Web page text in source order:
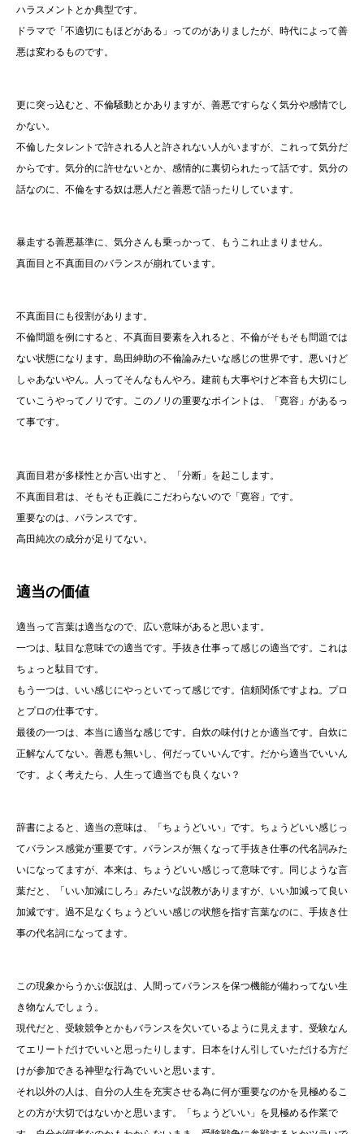
ハラスメントとか典型です。
ドラマで「不適切にもほどがある」ってのがありましたが、時代によって善
悪は変わるものです。
更に突っ込むと、不倫騒動とかありますが、善悪ですらなく気分や感情でし
かない。
不倫したタレントで許される人と許されない人がいますが、これって気分だ
からです。気分的に許せないとか、感情的に裏切られたって話です。気分の
話なのに、不倫をする奴は悪人だと善悪で語ったりしています。
暴走する善悪基準に、気分さんも乗っかって、もうこれ止まりません。
真面目と不真面目のバランスが崩れています。
不真面目にも役割があります。
不倫問題を例にすると、不真面目要素を入れると、不倫がそもそも問題では
ない状態になります。島田紳助の不倫論みたいな感じの世界です。悪いけど
しゃあないやん。人ってそんなもんやろ。建前も大事やけど本音も大切にし
ていこうやってノリです。このノリの重要なポイントは、「寛容」があるっ
て事です。
真面目君が多様性とか言い出すと、「分断」を起こします。
不真面目君は、そもそも正義にこだわらないので「寛容」です。
重要なのは、バランスです。
高田純次の成分が足りてない。
適当の価値
適当って言葉は適当なので、広い意味があると思います。
一つは、駄目な意味での適当です。手抜き仕事って感じの適当です。これは
ちょっと駄目です。
もう一つは、いい感じにやっといてって感じです。信頼関係ですよね。プロ
とプロの仕事です。
最後の一つは、本当に適当な感じです。自炊の味付けとか適当です。自炊に
正解なんてない。善悪も無いし、何だっていいんです。だから適当でいいん
です。よく考えたら、人生って適当でも良くない？
辞書によると、適当の意味は、「ちょうどいい」です。ちょうどいい感じっ
てバランス感覚が重要です。バランスが無くなって手抜き仕事の代名詞みた
いになってますが、本来は、ちょうどいい感じって意味です。同じような言
葉だと、「いい加減にしろ」みたいな説教がありますが、いい加減って良い
加減です。過不足なくちょうどいい感じの状態を指す言葉なのに、手抜き仕
事の代名詞になってます。
この現象からうかぶ仮説は、人間ってバランスを保つ機能が備わってない生
き物なんでしょう。
現代だと、受験競争とかもバランスを欠いているように見えます。受験なん
てエリートだけでいいと思ったりします。日本をけん引していただける方だ
けが参加できる神聖な行為でいいと思います。
それ以外の人は、自分の人生を充実させる為に何が重要なのかを見極めるこ
との方が大切ではないかと思います。「ちょうどいい」を見極める作業で